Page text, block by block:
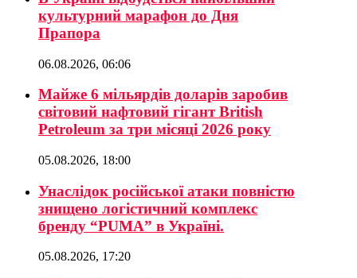
культурний марафон до Дня
Прапора
06.08.2026, 06:06
Майже 6 мільярдів доларів заробив
світовий нафтовий гігант British
Petroleum за три місяці 2026 року
05.08.2026, 18:00
Унаслідок російської атаки повністю
знищено логістичний комплекс
бренду “PUMA” в Україні.
05.08.2026, 17:20